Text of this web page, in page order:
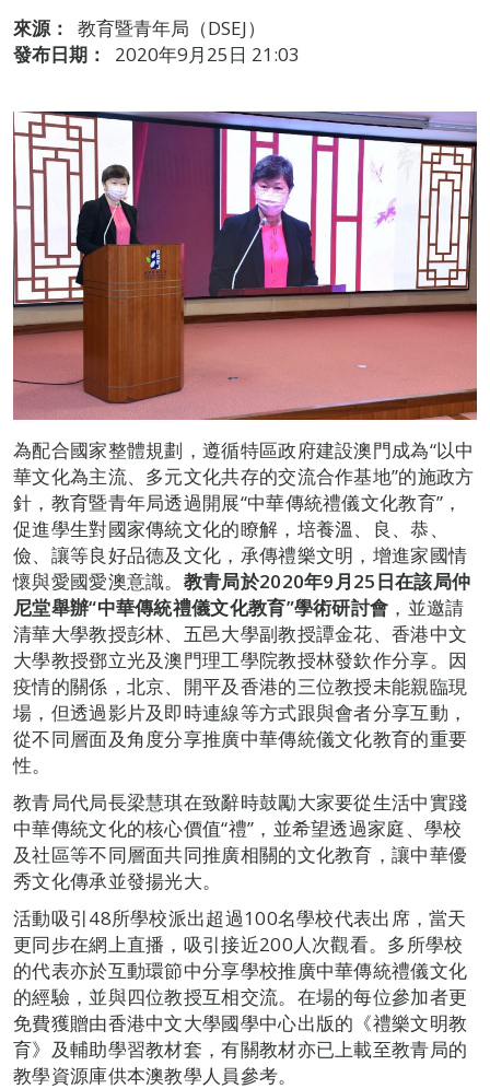
來源：
教育暨青年局（DSEJ）
發布日期：
2020年9月25日 21:03
為配合國家整體規劃，遵循特區政府建設澳門成為“以中
華文化為主流、多元文化共存的交流合作基地”的施政方
針，教育暨青年局透過開展“中華傳統禮儀文化教育”，
促進學生對國家傳統文化的瞭解，培養溫、良、恭、
儉、讓等良好品德及文化，承傳禮樂文明，增進家國情
懷與愛國愛澳意識。 教青局於2020年9 月25日在該局仲
尼堂舉辦“中華傳統禮儀文化教育”學術研討會 ，並邀請
清華大學教授彭林、五邑大學副教授譚金花、香港中文
大學教授鄧立光及澳門理工學院教授林發欽作分享。因
疫情的關係，北京、開平及香港的三位教授未能親臨現
場，但透過影片及即時連線等方式跟與會者分享互動，
從不同層面及角度分享推廣中華傳統儀文化教育的重要
性。
教青局代局長梁慧琪在致辭時鼓勵大家要從生活中實踐
中華傳統文化的核心價值“禮”，並希望透過家庭、學校
及社區等不同層面共同推廣相關的文化教育，讓中華優
秀文化傳承並發揚光大。
活動吸引48所學校派出超過100名學校代表出席，當天
更同步在網上直播，吸引接近200人次觀看。多所學校
的代表亦於互動環節中分享學校推廣中華傳統禮儀文化
的經驗，並與四位教授互相交流。在場的每位參加者更
免費獲贈由香港中文大學國學中心出版的《禮樂文明教
育》及輔助學習教材套，有關教材亦已上載至教青局的
教學資源庫供本澳教學人員參考。